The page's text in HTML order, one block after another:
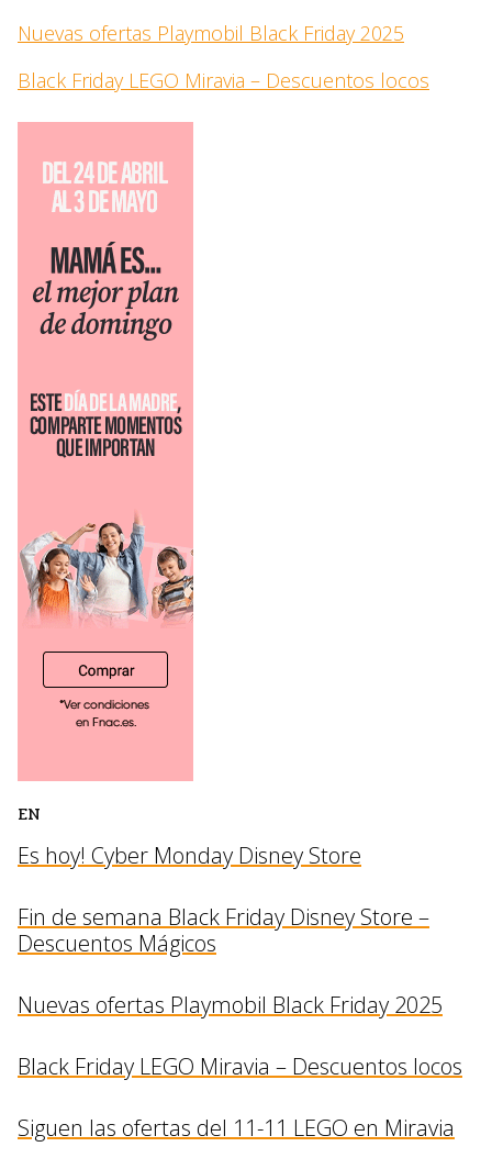
Nuevas ofertas Playmobil Black Friday 2025
Black Friday LEGO Miravia – Descuentos locos
EN
Es hoy! Cyber Monday Disney Store
Fin de semana Black Friday Disney Store –
Descuentos Mágicos
Nuevas ofertas Playmobil Black Friday 2025
Black Friday LEGO Miravia – Descuentos locos
Siguen las ofertas del 11-11 LEGO en Miravia